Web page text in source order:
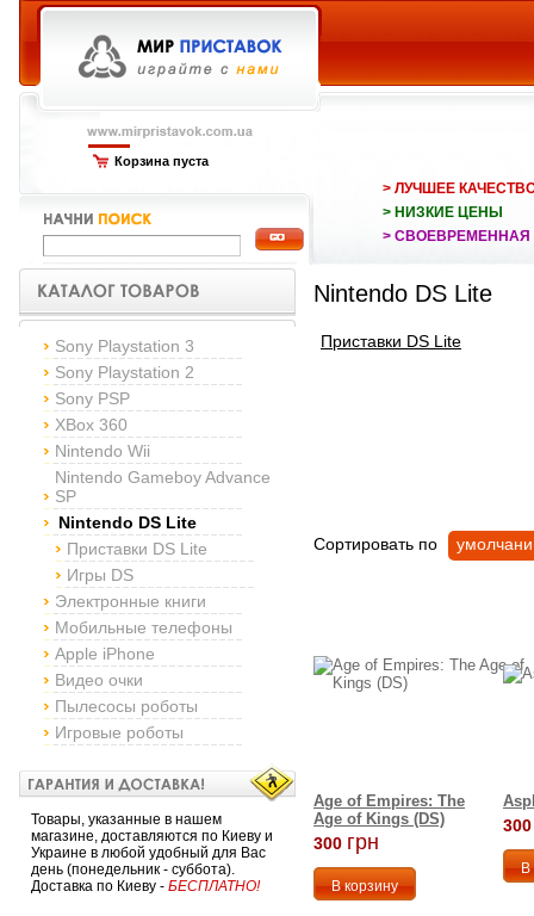
Корзина пуста
> ЛУЧШЕЕ
> НИЗКИЕ ЦЕНЫ
> СВОЕВРЕМЕННАЯ
Sony Playstation 3
Sony Playstation 2
Sony PSP
XBox 360
Nintendo Wii
Nintendo Gameboy Advance
SP
Nintendo DS Lite
Приставки DS Lite
Игры DS
Электронные книги
Мобильные телефоны
Apple iPhone
Видео очки
Пылесосы роботы
Игровые роботы
Товары, указанные в нашем
магазине, доставляются по Киеву и
Украине в любой удобный для Вас
день (понедельник - суббота).
Доставка по Киеву - БЕСПЛАТНО!
Nintendo DS Lite
Приставки DS Lite
Сортировать по
Age of Empires: The
Age of Kings (DS)
300 грн
300